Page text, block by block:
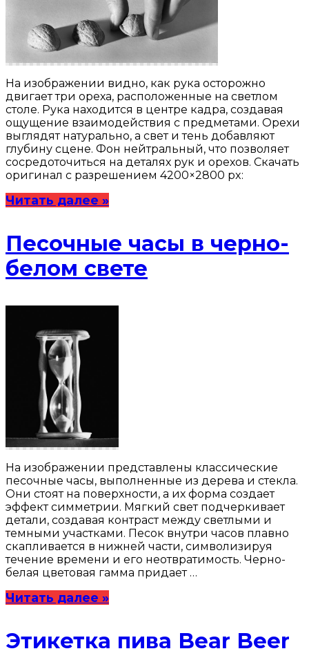
На изображении видно, как рука осторожно
двигает три ореха, расположенные на светлом
столе. Рука находится в центре кадра, создавая
ощущение взаимодействия с предметами. Орехи
выглядят натурально, а свет и тень добавляют
глубину сцене. Фон нейтральный, что позволяет
сосредоточиться на деталях рук и орехов. Скачать
оригинал с разрешением 4200×2800 px:
Читать далее »
Песочные часы в черно-
белом свете
На изображении представлены классические
песочные часы, выполненные из дерева и стекла.
Они стоят на поверхности, а их форма создает
эффект симметрии. Мягкий свет подчеркивает
детали, создавая контраст между светлыми и
темными участками. Песок внутри часов плавно
скапливается в нижней части, символизируя
течение времени и его неотвратимость. Черно-
белая цветовая гамма придает …
Читать далее »
Этикетка пива Bear Beer